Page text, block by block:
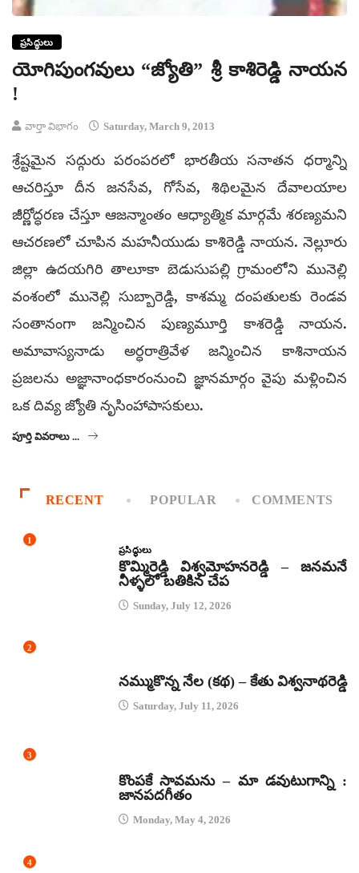
ప్రసిద్ధులు
యోగిపుంగవులు “జ్యోతి” శ్రీ కాశిరెడ్డి నాయన
!
వార్తా విభాగం Saturday, March 9, 2013
శ్రేష్టమైన సద్గురు పరంపరలో భారతీయ సనాతన ధర్మాన్ని
ఆచరిస్తూ దీన జనసేవ, గోసేవ, శిథిలమైన దేవాలయాల
జీర్ణోద్ధరణ చేస్తూ ఆజన్మాంతం ఆధ్యాత్మిక మార్గమే శరణ్యమని
ఆచరణలో చూపిన మహనీయుడు కాశిరెడ్డి నాయన. నెల్లూరు
జిల్లా ఉదయగిరి తాలూకా బెడుసుపల్లి గ్రామంలోని మునెల్లి
వంశంలో మునెల్లి సుబ్బారెడ్డి, కాశమ్మ దంపతులకు రెండవ
సంతానంగా జన్మించిన పుణ్యమూర్తి కాశరెడ్డి నాయన.
అమావాస్యనాడు అర్ధరాత్రివేళ జన్మించిన కాశినాయన
ప్రజలను అజ్ఞానాంధకారంనుంచి జ్ఞానమార్గం వైపు మళ్లించిన
ఒక దివ్య జ్యోతి నృసింహాపాసకులు.
పూర్తి వివరాలు ...
RECENT POPULAR COMMENTS
1
ప్రసిద్ధులు
కొమ్మిరెడ్డి విశ్వమోహనరెడ్డి – జనమనే
నీళ్ళలో బతికిన చేప
Sunday, July 12, 2026
2
నమ్ముకొన్న నేల (కథ) – కేతు విశ్వనాథరెడ్డి
Saturday, July 11, 2026
3
కొంపకే సావమను – మా డవుటుగాన్ని :
జానపదగీతం
Monday, May 4, 2026
4